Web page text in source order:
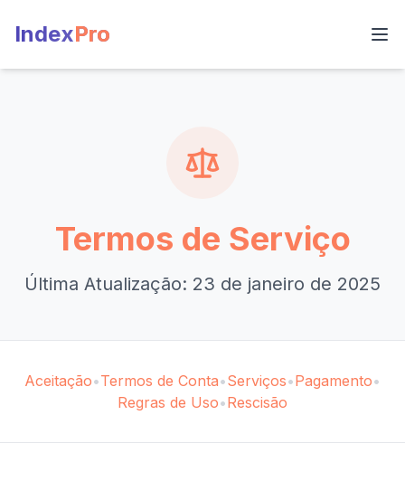
IndexPro
Termos de Serviço
Última Atualização: 23 de janeiro de 2025
Aceitação•Termos de Conta•Serviços•Pagamento•
Regras de Uso•Rescisão